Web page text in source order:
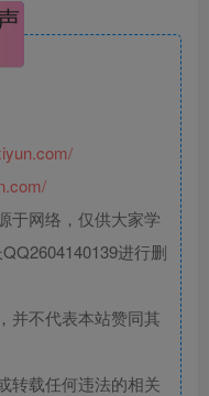
于网络，仅供大家学
进行删
并不代表本站赞同其
转载任何违法的相关